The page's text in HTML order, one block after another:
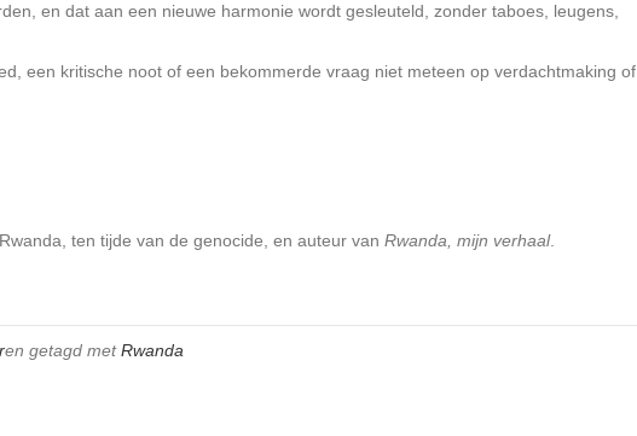
en dat aan een nieuwe harmonie wordt gesleuteld, zonder taboes, leugens,
een kritische noot of een bekommerde vraag niet meteen op verdachtmaking of
ten tijde van de genocide, en auteur van Rwanda, mijn verhaal.
en getagd metRwanda